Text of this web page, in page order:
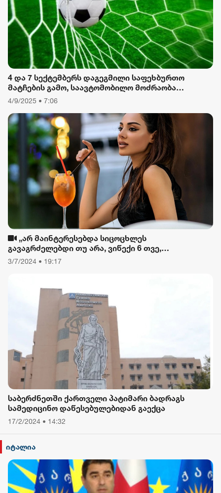
რიონი
4 და 7 სექტემბერს დაგეგმილი საფეხბურთო
მატჩების გამო, საავტომობილო მოძრაობა
შეიზღუდება
4/9/2025 • 7:06
„არ მაინტერესებდა სიცოცხლეს
გავაგრძელებდი თუ არა, ვიწექი 6 თვე,
დავიწყებული მქონდა კვება, ფიზიკური მოძრაობა“
3/7/2024 • 19:17
საბერძნეთში ქართველი პატიმარი ბადრაგს
სამედიცინო დაწესებულებიდან გაექცა
17/2/2024 • 14:32
იტალია